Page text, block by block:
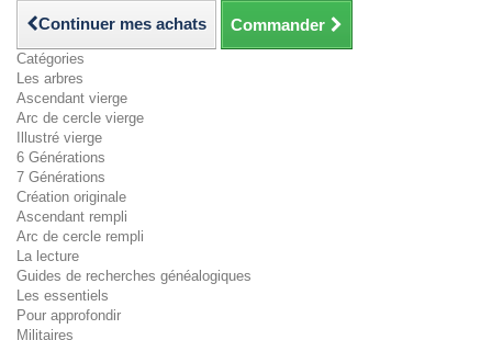
Continuer mes achats Commander
Catégories
Les arbres
Ascendant vierge
Arc de cercle vierge
Illustré vierge
6 Générations
7 Générations
Création originale
Ascendant rempli
Arc de cercle rempli
La lecture
Guides de recherches généalogiques
Les essentiels
Pour approfondir
Militaires